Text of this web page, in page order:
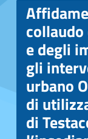
e degli
gli
urbano
di
di